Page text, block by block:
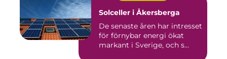
Solceller i Åkersberga
De senaste åren har intresset
för förnybar energi ökat
markant i Sverige, och s...